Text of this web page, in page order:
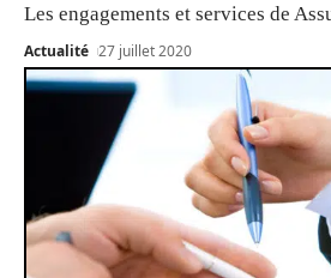
Les engagements et services de
Actualité 27 juillet 2020